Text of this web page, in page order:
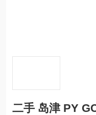
二手 岛津 PY